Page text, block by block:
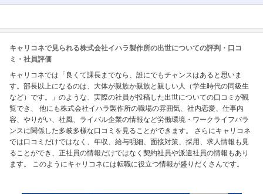
キャリコネで見られる株式会社イハラ製作所の出世についての評判・口コ
ミ・社員評価
キャリコネでは「良くて課長までなら、誰にでもチャンスはあると思いま
す。部長以上になるのは、大体が親族か親族と親しい人（学生時代の同級生
など）です。」のような、実際の社員が投稿した出世についての口コミが観
覧でき、 他にも株式会社イハラ製作所の職場の雰囲気、社内恋愛、仕事内
容、やりがい、社風、ライバル企業の情報など労働環境・ワークライフバラ
ンスに関係した多岐多様な口コミを見ることができます。 さらにキャリコネ
では口コミだけではなく、年収、給与明細、面接対策、採用、求人情報も見
ることができ、正社員の情報だけではなく契約社員や派遣社員の情報もあり
ます。 このようにキャリコネには転職に役立つ情報が盛りだくさんです。